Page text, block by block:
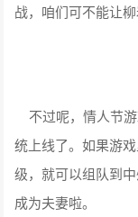
战，咱们可不能让柳
不过呢，情人节
统上线了。如果游
级，就可以组队到
成为夫妻啦。